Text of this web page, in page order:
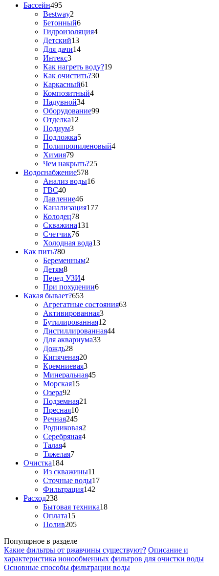
Бассейн495
Bestway2
Бетонный6
Гидроизоляция4
Детский13
Для дачи14
Интекс3
Как нагреть воду?19
Как очистить?30
Каркасный61
Композитный4
Надувной34
Оборудование99
Отделка12
Подиум3
Подложка5
Полипропиленовый4
Химия79
Чем накрыть?25
Водоснабжение578
Анализ воды16
ГВС40
Давление46
Канализация177
Колодец78
Скважина131
Счетчик76
Холодная вода13
Как пить?80
Беременным2
Детям8
Перед УЗИ4
При похудении6
Какая бывает?653
Агрегатные состояния63
Активированная3
Бутилированная12
Дистиллированная44
Для аквариума33
Дождь28
Кипяченая20
Кремниевая3
Минеральная45
Морская15
Озера92
Подземная21
Пресная10
Речная245
Родниковая2
Серебряная4
Талая4
Тяжелая7
Очистка184
Из скважины11
Сточные воды17
Фильтрация142
Расход238
Бытовая техника18
Оплата15
Полив205
Популярное в разделе
Какие фильтры от ржавчины существуют? Описание и
характеристика ионообменных фильтров для очистки воды
Основные способы фильтрации воды